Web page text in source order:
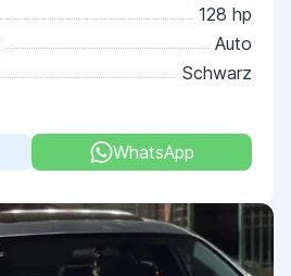
128 hp
Auto
Schwarz
WhatsApp